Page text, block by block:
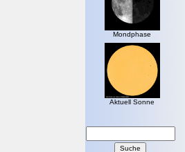
Mondphase
Aktuell Sonne